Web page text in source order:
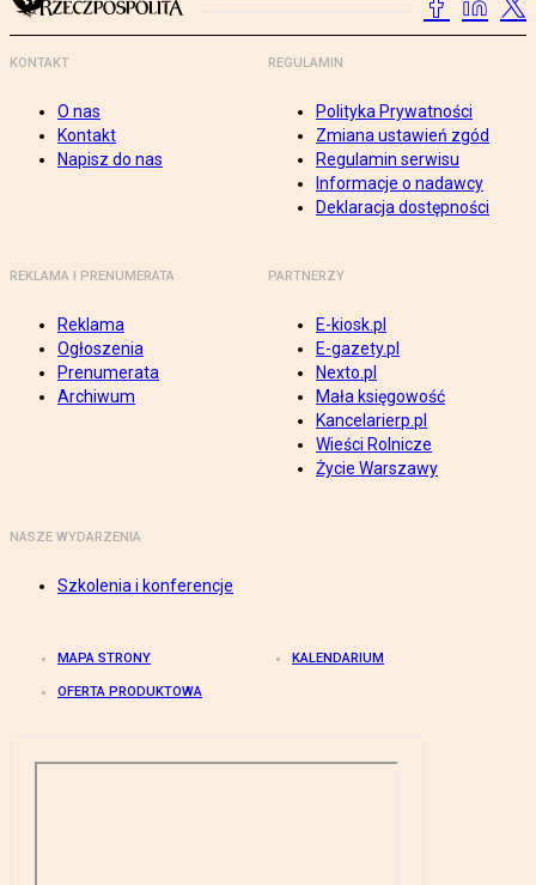
KONTAKT
O nas
Kontakt
Napisz do nas
REGULAMIN
Polityka Prywatności
Zmiana ustawień zgód
Regulamin serwisu
Informacje o nadawcy
Deklaracja dostępności
REKLAMA I PRENUMERATA
Reklama
Ogłoszenia
Prenumerata
Archiwum
PARTNERZY
E-kiosk.pl
E-gazety.pl
Nexto.pl
Mała księgowość
Kancelarierp.pl
Wieści Rolnicze
Życie Warszawy
NASZE WYDARZENIA
Szkolenia i konferencje
MAPA STRONY KALENDARIUM
OFERTA PRODUKTOWA